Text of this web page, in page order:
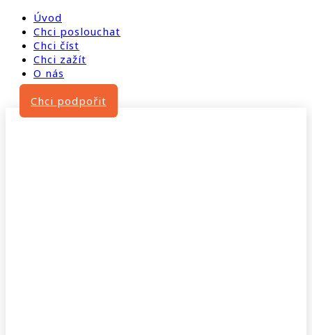
Úvod
Chci poslouchat
Chci číst
Chci zažít
O nás
Chci podpořit